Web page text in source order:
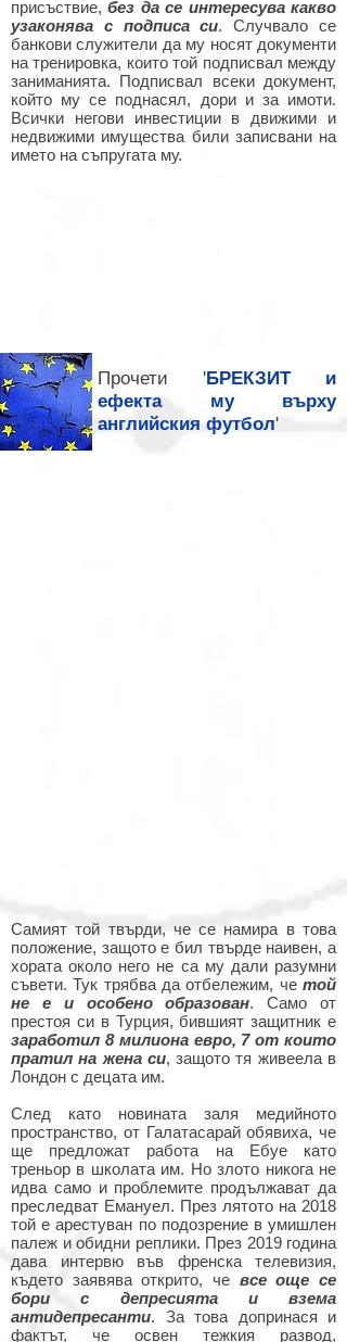
присъствие,без да се интересува какво
узаконява с подписа си. Случвало се
банкови служители да му носят документи
на тренировка, които той подписвал между
заниманията. Подписвал всеки документ,
който му се поднасял, дори и за имоти.
Всички негови инвестиции в движими и
недвижими имущества били записвани на
името на съпругата му.
Прочети 'БРЕКЗИТ и
ефекта му върху
английския футбол'
Самият той твърди, че се намира в това
положение, защото е бил твърде наивен, а
хората около него не са му дали разумни
съвети. Тук трябва да отбележим, че той
не е и особено образован.Само от
престоя си в Турция, бившият защитник е
заработил 8 милиона евро, 7 от които
пратил на жена си, защото тя живеела в
Лондон с децата им.
След като новината заля медийното
пространство, от Галатасарай обявиха, че
ще предложат работа на Ебуе като
треньор в школата им. Но злото никога не
идва само и проблемите продължават да
преследват Емануел. През лятото на 2018
той е арестуван по подозрение в умишлен
палеж и обидни реплики. През 2019 година
дава интервю във френска телевизия,
където заявява открито, че все още се
бори с депресията и взема
антидепресанти. За това допринася и
фактът, че освен тежкия развод,